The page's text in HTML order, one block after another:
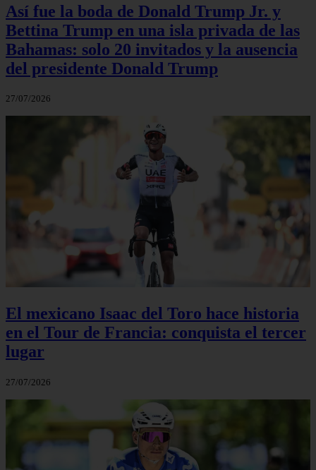
Así fue la boda de Donald Trump Jr. y
Bettina Trump en una isla privada de las
Bahamas: solo 20 invitados y la ausencia
del presidente Donald Trump
27/07/2026
El mexicano Isaac del Toro hace historia
en el Tour de Francia: conquista el tercer
lugar
27/07/2026